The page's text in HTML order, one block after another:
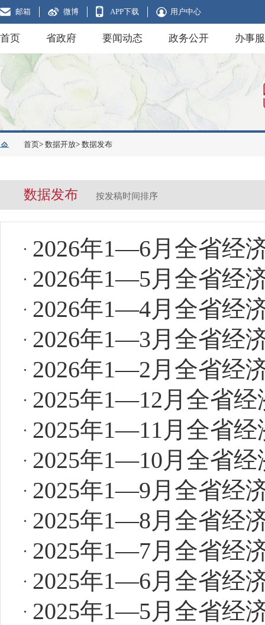
邮箱 微博 APP下载 用户中心
首页 省政府 要闻动态 政务公开 办事
首页> 数据开放> 数据发布
数据发布 按发稿时间排序
2026年1—6月全省经
2026年1—5月全省经
2026年1—4月全省经
2026年1—3月全省经
2026年1—2月全省经
2025年1—12月全省经
2025年1—11月全省经
2025年1—10月全省经
2025年1—9月全省经
2025年1—8月全省经
2025年1—7月全省经
2025年1—6月全省经
2025年1—5月全省经